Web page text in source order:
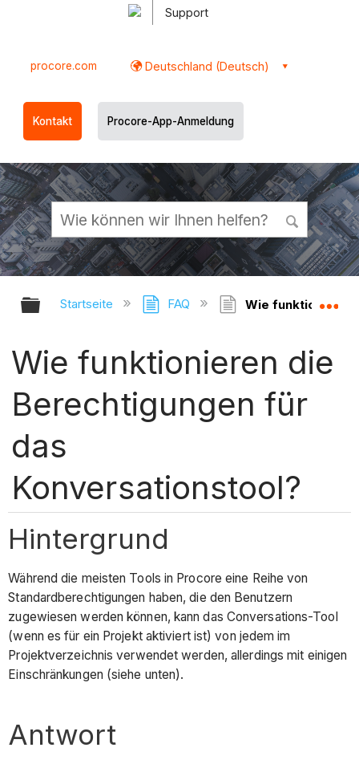
Support
procore.com Deutschland (Deutsch)
Kontakt Procore-App-Anmeldung
Globale Hierarchie auf- und
Startseite FAQ Wie funktionieren
Wie funktionieren die
Berechtigungen für
das
Konversationstool?
Hintergrund
Während die meisten Tools in Procore eine Reihe von
Standardberechtigungen haben, die den Benutzern
zugewiesen werden können, kann das Conversations-Tool
(wenn es für ein Projekt aktiviert ist) von jedem im
Projektverzeichnis verwendet werden, allerdings mit einigen
Einschränkungen (siehe unten).
Antwort